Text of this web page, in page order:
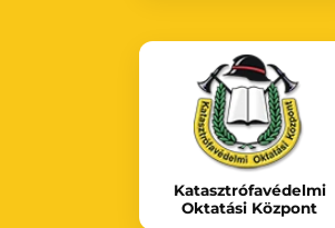
Katasztrófavédelmi
Oktatási Központ